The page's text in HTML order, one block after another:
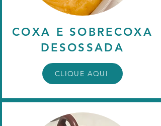
COXA E SOBRECOXA
DESOSSADA
CLIQUE AQUI